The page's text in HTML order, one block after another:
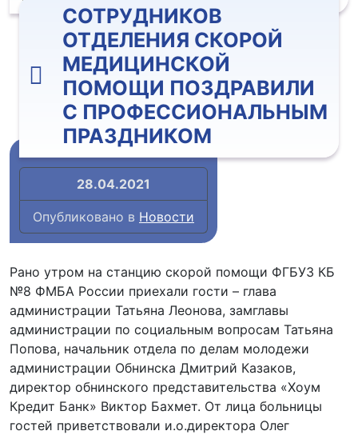
СОТРУДНИКОВ
ОТДЕЛЕНИЯ СКОРОЙ
МЕДИЦИНСКОЙ
ПОМОЩИ ПОЗДРАВИЛИ
С ПРОФЕССИОНАЛЬНЫМ
ПРАЗДНИКОМ
28.04.2021
Опубликовано в Новости
Рано утром на станцию скорой помощи ФГБУЗ КБ
№8 ФМБА России приехали гости – глава
администрации Татьяна Леонова, замглавы
администрации по социальным вопросам Татьяна
Попова, начальник отдела по делам молодежи
администрации Обнинска Дмитрий Казаков,
директор обнинского представительства «Хоум
Кредит Банк» Виктор Бахмет. От лица больницы
гостей приветствовали и.о.директора Олег